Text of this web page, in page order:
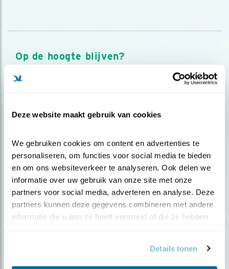
Deze website maakt gebruik van cookies
We gebruiken cookies om content en advertenties te
personaliseren, om functies voor social media te bieden
en om ons websiteverkeer te analyseren. Ook delen we
informatie over uw gebruik van onze site met onze
partners voor social media, adverteren en analyse. Deze
partners kunnen deze gegevens combineren met andere
informatie die u aan ze heeft verstrekt of die ze hebben
Details tonen
Op de hoogte blijven?
Meld je aan en ontvang nieuws, inspiratie, acties en tips
over vogels en activiteiten van Vogelbescherming.